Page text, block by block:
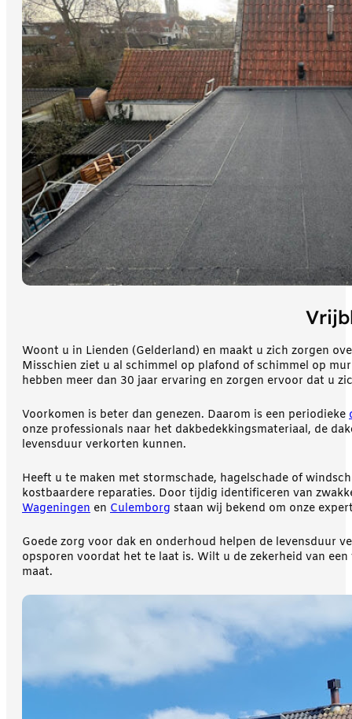
Woont u in Lienden (Gelderland) en maakt u zich zorgen
Misschien ziet u al schimmel op plafond of schimmel op
hebben meer dan 30 jaar ervaring en zorgen ervoor dat u
Voorkomen is beter dan genezen. Daarom is een periodieke
onze professionals naar het dakbedekkingsmateriaal, de
levensduur verkorten kunnen.
Heeft u te maken met stormschade, hagelschade of
kostbaardere reparaties. Door tijdig identificeren van
Wageningen en Culemborg staan wij bekend om onze
Goede zorg voor dak en onderhoud helpen de levensduur
opsporen voordat het te laat is. Wilt u de zekerheid van
maat.